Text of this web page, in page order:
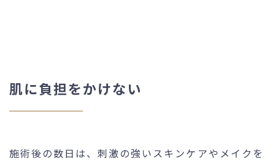
肌に負担をかけない
施術後の数日は、刺激の強いスキンケアやメイクを